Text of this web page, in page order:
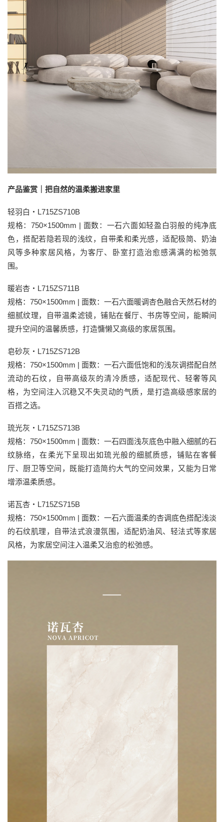
产品鉴赏｜把自然的温柔搬进家里
轻羽白・L715ZS710B
规格：750×1500mm | 面数：一石六面如轻盈白羽般的纯净底
色，搭配若隐若现的浅纹，自带柔和柔光感，适配极简、奶油
风等多种家居风格，为客厅、卧室打造治愈感满满的松弛氛
围。
暖岩杏・L715ZS711B
规格：750×1500mm | 面数：一石六面暖调杏色融合天然石材的
细腻纹理，自带温柔滤镜，铺贴在餐厅、书房等空间，能瞬间
提升空间的温馨质感，打造慵懒又高级的家居氛围。
皂砂灰・L715ZS712B
规格：750×1500mm | 面数：一石六面低饱和的浅灰调搭配自然
流动的石纹，自带高级灰的清冷质感，适配现代、轻奢等风
格，为空间注入沉稳又不失灵动的气质，是打造高级感家居的
百搭之选。
琉光灰・L715ZS713B
规格：750×1500mm | 面数：一石四面浅灰底色中融入细腻的石
纹脉络，在柔光下呈现出如琉光般的细腻质感，铺贴在客餐
厅、厨卫等空间，既能打造简约大气的空间效果，又能为日常
增添温柔质感。
诺瓦杏・L715ZS715B
规格：750×1500mm | 面数：一石六面温柔的杏调底色搭配浅淡
的石纹肌理，自带法式浪漫氛围，适配奶油风、轻法式等家居
风格，为家居空间注入温柔又治愈的松弛感。